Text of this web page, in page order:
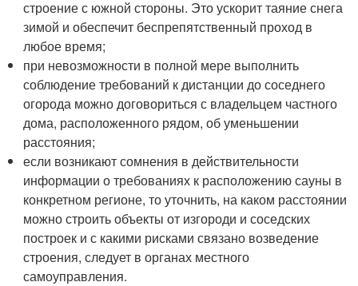
строение с южной стороны. Это ускорит таяние снега
зимой и обеспечит беспрепятственный проход в
любое время;
при невозможности в полной мере выполнить
соблюдение требований к дистанции до соседнего
огорода можно договориться с владельцем частного
дома, расположенного рядом, об уменьшении
расстояния;
если возникают сомнения в действительности
информации о требованиях к расположению сауны в
конкретном регионе, то уточнить, на каком расстоянии
можно строить объекты от изгороди и соседских
построек и с какими рисками связано возведение
строения, следует в органах местного
самоуправления.